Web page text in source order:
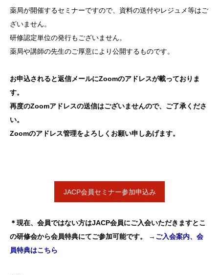
薬局が開催するセミナーですので、資料の送付やレジュメ等はご
ざいません。
研修認定単位の発行もございません。
薬局や講師の先生のご厚意により公開するものです。
お申込されると返信メールにZoomのアドレスが載っておりま
す。
再度のZoomアドレスの送信はございませんので、ご了承くださ
い。
Zoomのアドレス管理をよろしくお願い申しあげます。
JACP会員セミナー参加申込み
＊現在、会員ではない方はJACP会員にご入会いただきますとこ
の研修会から会員特典にてご参加可能です。
→ご入会案内、会
員特典はこちら